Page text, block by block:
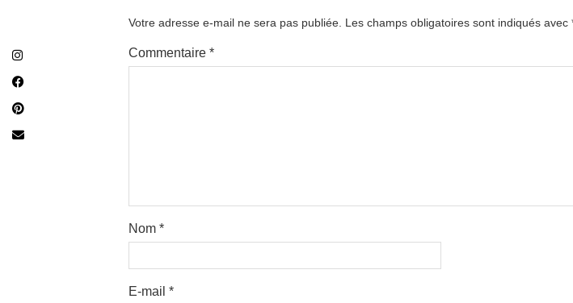
Votre adresse e-mail ne sera pas publiée. Les champs obligatoires sont indiqués avec
Commentaire *
Nom *
E-mail *